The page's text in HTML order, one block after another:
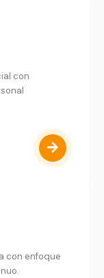
con
con enfoque